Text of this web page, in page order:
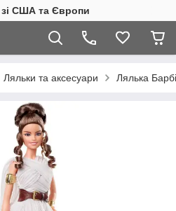
зі США та Європи
Ляльки та аксесуари Лялька